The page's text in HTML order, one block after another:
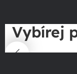
Vybírej